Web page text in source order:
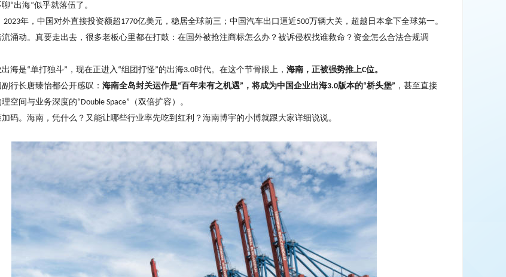
“出海”似乎就落伍了。
2023年，中国对外直接投资额超 1770亿美元，稳居全球前三；中国汽车出口逼近500万辆大关，超越日本拿下全球第一。
涌动。真要走出去，很多老板心里都在打鼓：在国外被抢注商标怎么办？被诉侵权找谁救命？资金怎么合法合规调
海是“单打独斗” ，现在正进入 “组团打怪”的出海3.0时代。在这个节骨眼上， 海南，正被强势推上C位。
行长唐臻怡都公开感叹： 海南全岛封关运作是“百年未有之机遇” ，将成为中国企业出海3.0版本的“桥头堡” ，甚至直接
空间与业务深度的“Double Space” （双倍扩容）。
码。海南，凭什么？又能让哪些行业率先吃到红利？ 海南博宇的小博就跟大家详细说说。